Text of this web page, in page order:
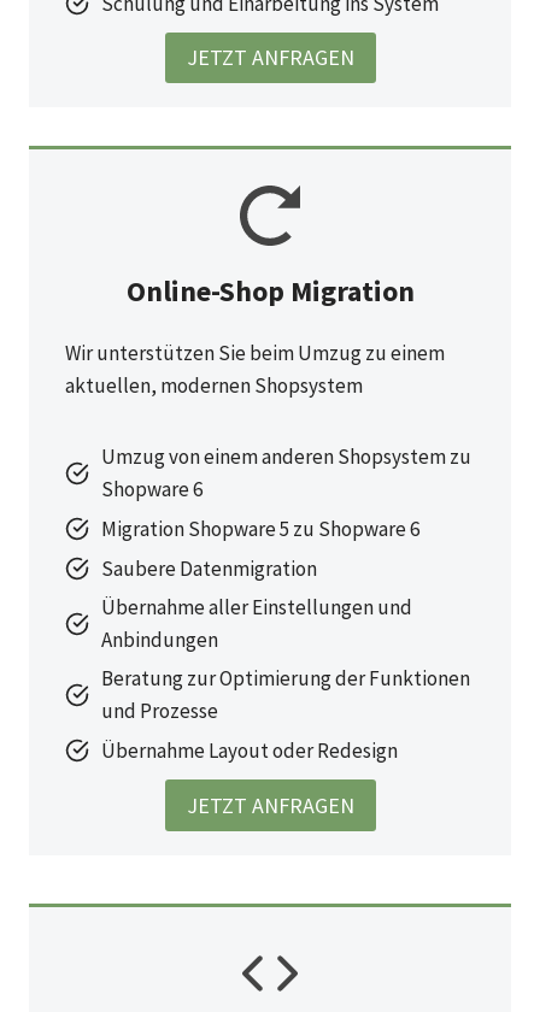
JETZT ANFRAGEN
Online-Shop Migration
Wir unterstützen Sie beim Umzug zu einem
aktuellen, modernen Shopsystem
Umzug von einem anderen Shopsystem zu
Shopware 6
Migration Shopware 5 zu Shopware 6
Saubere Datenmigration
Übernahme aller Einstellungen und
Anbindungen
Beratung zur Optimierung der Funktionen
und Prozesse
Übernahme Layout oder Redesign
JETZT ANFRAGEN